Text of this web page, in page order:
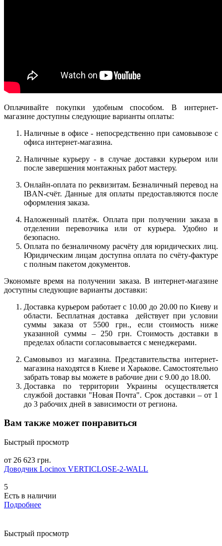
Оплачивайте покупки удобным способом. В интернет-
магазине доступны следующие варианты оплаты:
Наличные в офисе - непосредственно при самовывозе с
офиса интернет-магазина.
Наличные курьеру - в случае доставки курьером или
после завершения монтажных работ мастеру.
Онлайн-оплата по реквизитам. Безналичный перевод на
IBAN-счёт. Данные для оплаты предоставляются после
оформления заказа.
Наложенный платёж. Оплата при получении заказа в
отделении перевозчика или от курьера. Удобно и
безопасно.
Оплата по безналичному расчёту для юридических лиц.
Юридическим лицам доступна оплата по счёту-фактуре
с полным пакетом документов.
Экономьте время на получении заказа. В интернет-магазине
доступны следующие варианты доставки:
Доставка курьером работает с 10.00 до 20.00 по Киеву и
области. Бесплатная доставка действует при условии
суммы заказа от 5500 грн., если стоимость ниже
указанной суммы – 250 грн. Стоимость доставки в
пределах области согласовывается с менеджерами.
Самовывоз из магазина. Представительства интернет-
магазина находятся в Киеве и Харькове. Самостоятельно
забрать товар вы можете в рабочие дни с 9.00 до 18.00.
Доставка по территории Украины осуществляется
службой доставки "Новая Почта". Срок доставки – от 1
до 3 рабочих дней в зависимости от региона.
Вам также может понравиться
Быстрый просмотр
от 26 623 грн.
Доводчик Locinox VERTICLOSE-2-WALL
5
Есть в наличии
Подробнее
Быстрый просмотр